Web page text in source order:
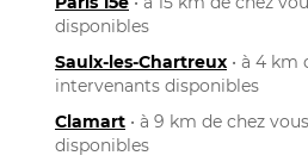
disponibles
Saulx-les-Chartreux • à 4 km
intervenants disponibles
Clamart • à 9 km de chez
disponibles